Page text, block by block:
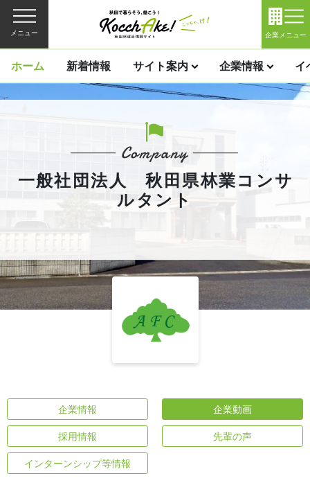
メニュー 企業メニュー
ホーム 新着情報 サイト案内 企業情報 イ
一般社団法人 秋田県林業コンサ
ルタント
企業情報 企業動画
採用情報 先輩の声
インターンシップ等情報